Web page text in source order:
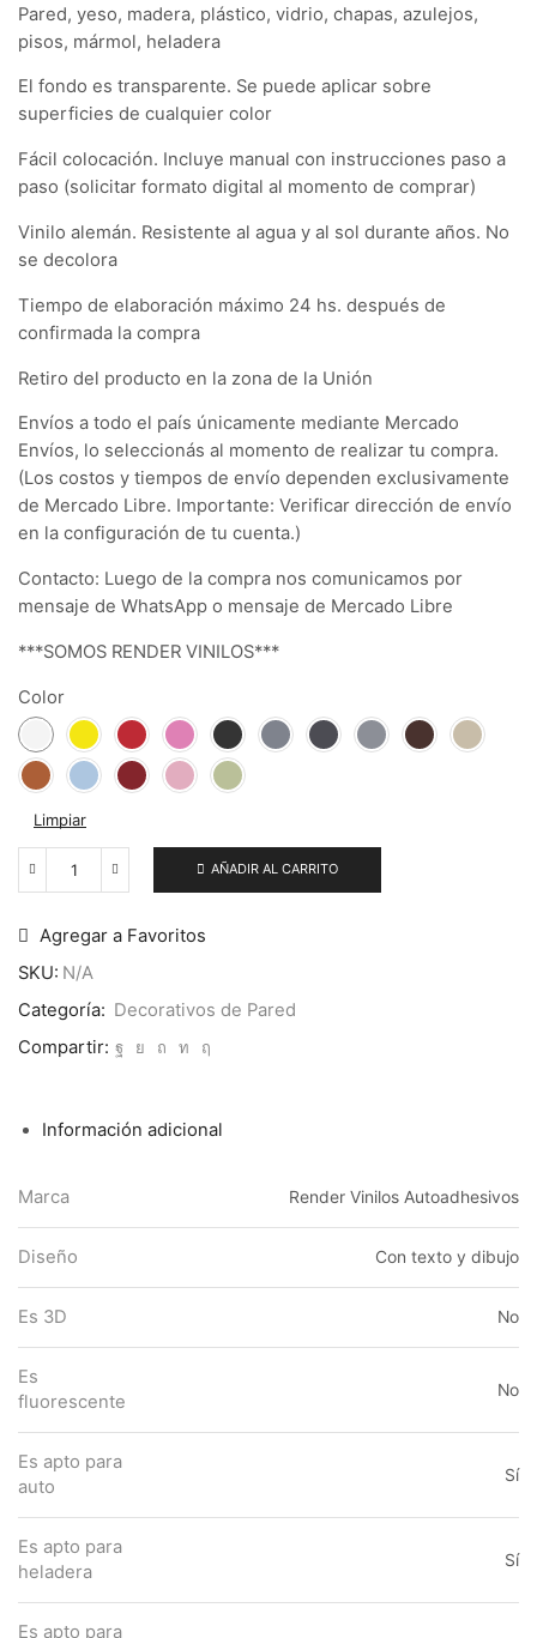
Pared, yeso, madera, plástico, vidrio, chapas, azulejos,
pisos, mármol, heladera
El fondo es transparente. Se puede aplicar sobre
superficies de cualquier color
Fácil colocación. Incluye manual con instrucciones paso a
paso (solicitar formato digital al momento de comprar)
Vinilo alemán. Resistente al agua y al sol durante años. No
se decolora
Tiempo de elaboración máximo 24 hs. después de
confirmada la compra
Retiro del producto en la zona de la Unión
Envíos a todo el país únicamente mediante Mercado
Envíos, lo seleccionás al momento de realizar tu compra.
(Los costos y tiempos de envío dependen exclusivamente
de Mercado Libre. Importante: Verificar dirección de envío
en la configuración de tu cuenta.)
Contacto: Luego de la compra nos comunicamos por
mensaje de WhatsApp o mensaje de Mercado Libre
***SOMOS RENDER VINILOS***
Color
Limpiar
Hakuna
Para
Pared
Habitación
Infantil
cantidad
AÑADIR AL CARRITO
Agregar a Favoritos
SKU: N/A
Categoría: Decorativos de Pared
Compartir:
Información adicional
Marca Render Vinilos Autoadhesivos
Diseño Con texto y dibujo
Es 3D No
Es
fluorescente
No
Es apto para
auto
Sí
Es apto para
heladera
Sí
Es apto para